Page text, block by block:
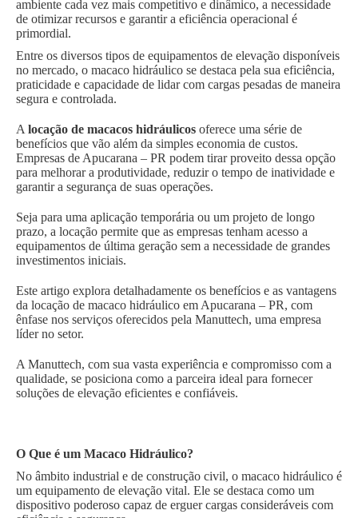
ambiente cada vez mais competitivo e dinâmico, a necessidade
de otimizar recursos e garantir a eficiência operacional é
primordial.
Entre os diversos tipos de equipamentos de elevação disponíveis
no mercado, o macaco hidráulico se destaca pela sua eficiência,
praticidade e capacidade de lidar com cargas pesadas de maneira
segura e controlada.
A locação de macacos hidráulicos oferece uma série de
benefícios que vão além da simples economia de custos.
Empresas de Apucarana – PR podem tirar proveito dessa opção
para melhorar a produtividade, reduzir o tempo de inatividade e
garantir a segurança de suas operações.
Seja para uma aplicação temporária ou um projeto de longo
prazo, a locação permite que as empresas tenham acesso a
equipamentos de última geração sem a necessidade de grandes
investimentos iniciais.
Este artigo explora detalhadamente os benefícios e as vantagens
da locação de macaco hidráulico em Apucarana – PR, com
ênfase nos serviços oferecidos pela Manuttech, uma empresa
líder no setor.
A Manuttech, com sua vasta experiência e compromisso com a
qualidade, se posiciona como a parceira ideal para fornecer
soluções de elevação eficientes e confiáveis.
O Que é um Macaco Hidráulico?
No âmbito industrial e de construção civil, o macaco hidráulico é
um equipamento de elevação vital. Ele se destaca como um
dispositivo poderoso capaz de erguer cargas consideráveis com